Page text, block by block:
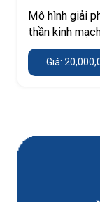
Mô hình giải
thần kinh
thân trên
Giá: